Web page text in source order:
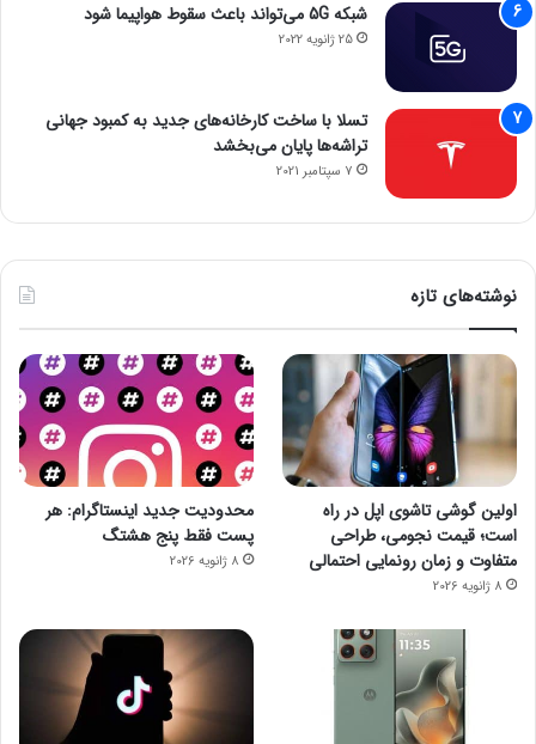
شبکه 5G می‌تواند باعث سقوط هواپیما شود
25 ژانویه 2022
تسلا با ساخت کارخانه‌های جدید به کمبود جهانی
تراشه‌ها پایان می‌بخشد
7 سپتامبر 2021
نوشته‌های تازه
اولین گوشی تاشوی اپل در راه
است؛ قیمت نجومی، طراحی
متفاوت و زمان رونمایی احتمالی
8 ژانویه 2026
محدودیت جدید اینستاگرام: هر
پست فقط پنج هشتگ
8 ژانویه 2026